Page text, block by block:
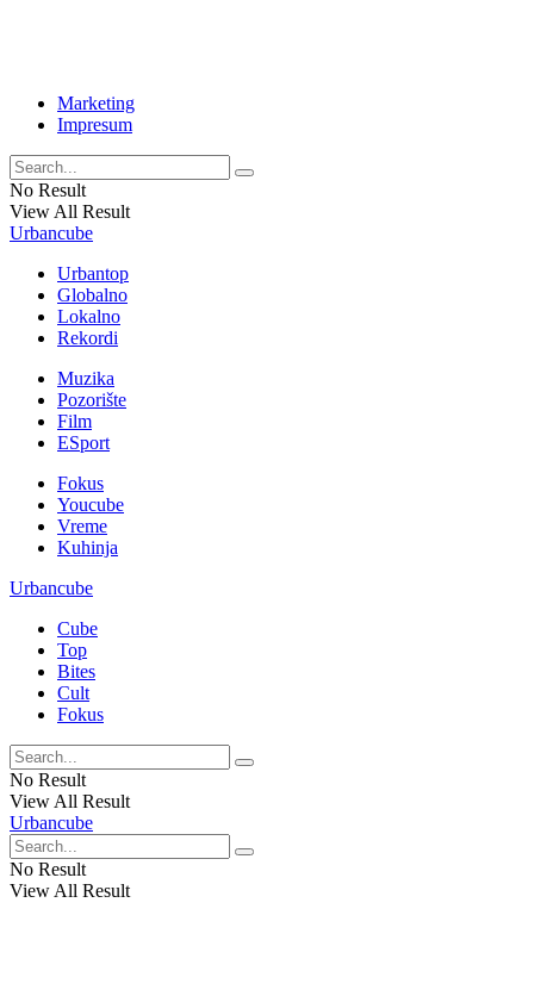
Marketing
Impresum
No Result
View All Result
Urbancube
Urbantop
Globalno
Lokalno
Rekordi
Muzika
Pozorište
Film
ESport
Fokus
Youcube
Vreme
Kuhinja
Urbancube
Cube
Top
Bites
Cult
Fokus
No Result
View All Result
Urbancube
No Result
View All Result